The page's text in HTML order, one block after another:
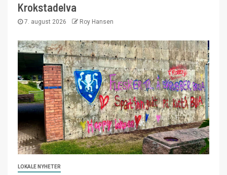
Krokstadelva
7. august 2026 Roy Hansen
LOKALE NYHETER